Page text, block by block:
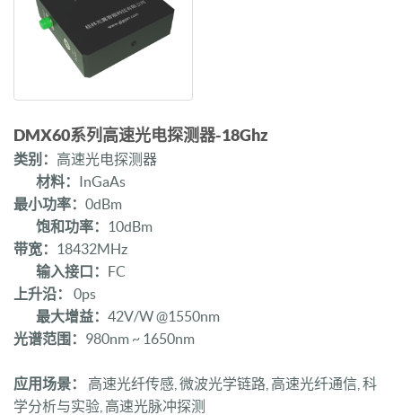
DMX60系列高速光电探测器-18Ghz
类别： 高速光电探测器
材料： InGaAs
最小功率： 0dBm
饱和功率： 10dBm
带宽： 18432MHz
输入接口： FC
上升沿：
0ps
最大增益： 42V/W @1550nm
光谱范围： 980nm ~ 1650nm
应用场景：
高速光纤传感, 微波光学链路, 高速光纤通信, 科
学分析与实验, 高速光脉冲探测